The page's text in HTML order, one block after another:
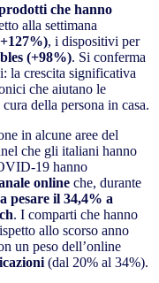
che hanno
alla settimana
, i dispositivi per
(+98%). Si conferma
la crescita significativa
che aiutano le
della persona in casa.
in alcune aree del
che gli italiani hanno
19 hanno
online che, durante
pesare il 34,4% a
. I comparti che hanno
allo scorso anno
un peso dell’online
(dal 20% al 34%).